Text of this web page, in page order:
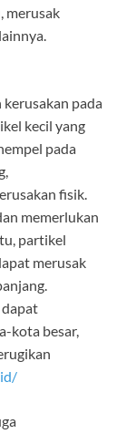
merusak
pada
kecil yang
pada
fisik.
memerlukan
partikel
merusak
dapat
kota besar,